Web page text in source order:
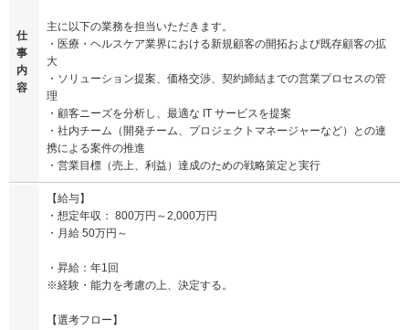
仕
事
内
容
主に以下の業務を担当いただきます。
・医療・ヘルスケア業界における新規顧客の開拓および既存顧客の拡
大
・ソリューション提案、価格交渉、契約締結までの営業プロセスの管
理
・顧客ニーズを分析し、最適な IT サービスを提案
・社内チーム（開発チーム、プロジェクトマネージャーなど）との連
携による案件の推進
・営業目標（売上、利益）達成のための戦略策定と実行
【給与】
・想定年収： 800万円～2,000万円
・月給 50万円～
・昇給：年1回
※経験・能力を考慮の上、決定する。
【選考フロー】